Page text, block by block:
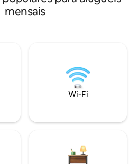
mensais
Wi-Fi